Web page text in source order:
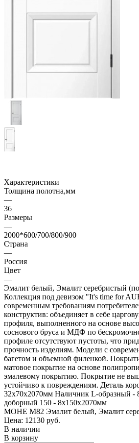
Характеристики
Толщина полотна,мм
—
36
Размеры
—
2000*600/700/800/900
Страна
—
Россия
Цвет
—
Эмалит белый, Эмалит серебристый
Коллекция под девизом "It's time for
современным требованиям
конструктив: объединяет в себе
профиля, выполненного на основе
соснового бруса и МДФ по
профиле отсутствуют пустоты, что
прочность изделиям. Модели с
багетом и объемной филенкой.
матовое покрытие на основе
эмалевому покрытию. Покрытие не
устойчиво к повреждениям. Деталь
32х70х2070мм Наличник L-образный -
доборный 150 - 8х150х2070мм
МОНЕ М82 Эмалит белый, Эмалит
Цена: 12130 руб.
В наличии
В корзину